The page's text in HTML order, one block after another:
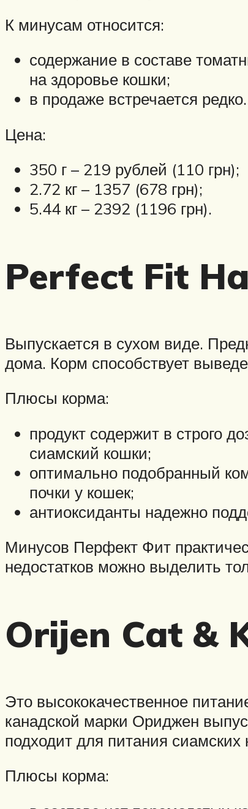
К минусам относится:
содержание в составе
на здоровье кошки;
в продаже встречается редко.
Цена:
350 г – 219 рублей (110 грн);
2.72 кг – 1357 (678 грн);
5.44 кг – 2392 (1196 грн).
Perfect Fit
Выпускается в сухом виде.
дома. Корм способствует
Плюсы корма:
продукт содержит в строго
сиамский кошки;
оптимально подобранный
почки у кошек;
антиоксиданты надежно
Минусов Перфект Фит
недостатков можно выделить
Orijen Cat &
Это высококачественное
канадской марки Ориджен
подходит для питания сиамских
Плюсы корма: